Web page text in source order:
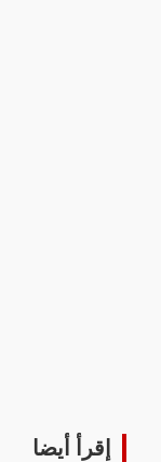
إقرأ أيضا